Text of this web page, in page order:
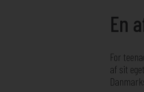
En
For
af sit